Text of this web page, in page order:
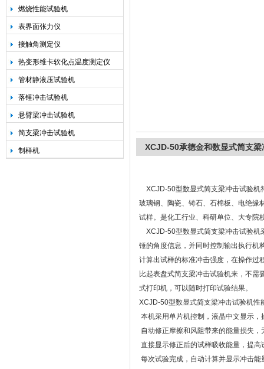
燃烧性能试验机
表界面张力仪
接触角测定仪
热变形维卡软化点温度测定仪
管材静液压试验机
落锤冲击试验机
悬臂梁冲击试验机
简支梁冲击试验机
制样机 XCJD-50承德金和数显式简支梁
XCJD-50型数显式简支梁冲击试验机
玻璃钢、陶瓷、铸石、石棉板、电绝缘
试样。是化工行业、科研单位、大专院
XCJD-50型数显式简支梁冲击试验机
锤的角度信息，并同时控制输出执行机
计算出试样的标准冲击强度，在操作过
比起表盘式简支梁冲击试验机来，不
式打印机，可以随时打印试验结果。
XCJD-50型数显式简支梁冲击试验机性
本机采用单片机控制，液晶中文显示
自动修正摩擦和风阻带来的能量损失
直接显示修正后的试样吸收能量，提高
每次试验完成，自动计算并显示冲击能